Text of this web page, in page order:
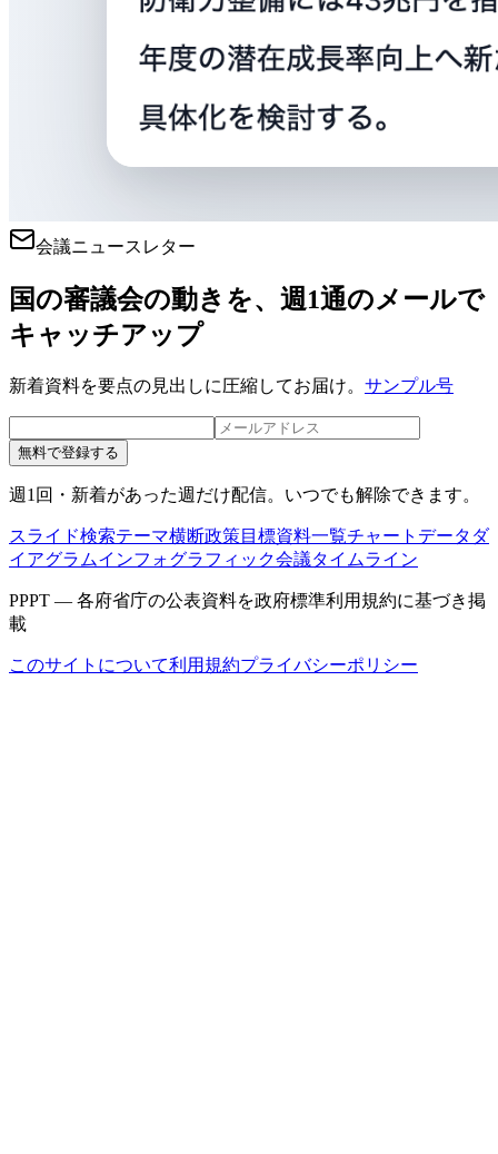
会議ニュースレター
国の審議会の動きを、週1通のメールで
キャッチアップ
新着資料を要点の見出しに圧縮してお届け。 サンプル号
無料で登録する
週1回・新着があった週だけ配信。いつでも解除できます。
スライド検索テーマ横断政策目標資料一覧チャートデータ ダ
イアグラムインフォグラフィック会議タイムライン
PPPT — 各府省庁の公表資料を政府標準利用規約に基づき掲
載
このサイトについて利用規約プライバシーポリシー